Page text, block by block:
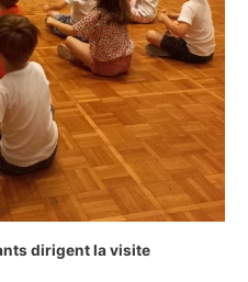
dirigent la visite